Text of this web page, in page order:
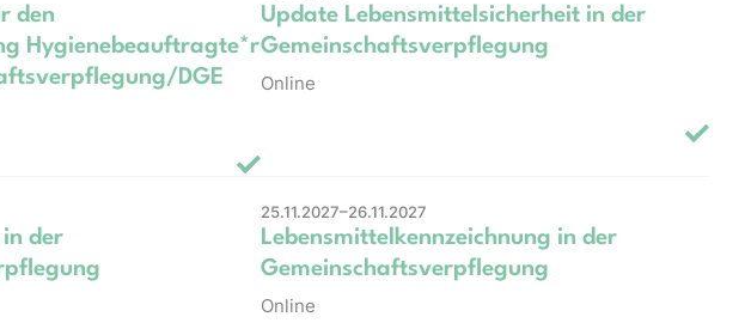
den
Hygienebeauftragte*r
DGE
Update Lebensmittelsicherheit in der
Gemeinschaftsverpflegung
Online
in der
25.11.2027–26.11.2027
Lebensmittelkennzeichnung in der
Gemeinschaftsverpflegung
Online